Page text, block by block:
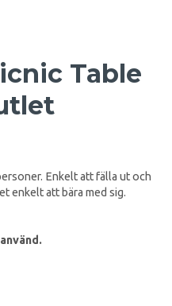
Table
Enkelt att fälla ut och
enkelt att bära med sig.